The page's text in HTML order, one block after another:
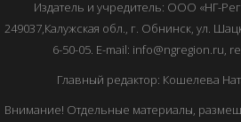
Издатель и учредитель: ООО «НГ-
249037,Калужская обл., г. Обнинск, ул.
6-50-05. E-mail: info@ngregion.ru,
Главный редактор: Кошелева
Внимание! Отдельные материалы,